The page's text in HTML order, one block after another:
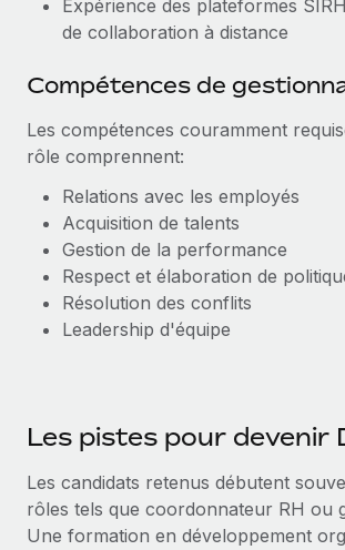
Expérience des plateformes
de collaboration à distance
Compétences de
Les compétences couramment
rôle comprennent:
Relations avec les employés
Acquisition de talents
Gestion de la performance
Respect et élaboration de
Résolution des conflits
Leadership d'équipe
Les pistes pour devenir
Les candidats retenus débutent
rôles tels que coordonnateur RH ou
Une formation en développement